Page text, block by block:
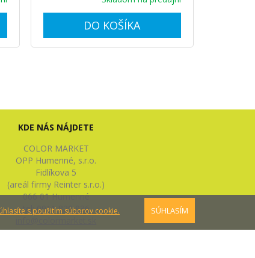
DO KOŠÍKA
KDE NÁS NÁJDETE
COLOR MARKET
OPP Humenné, s.r.o.
Fidlíkova 5
(areál firmy Reinter s.r.o.)
066 01 Humenné
tel: 0911 820 936
s použitím súborov cookie. SÚHLASÍM